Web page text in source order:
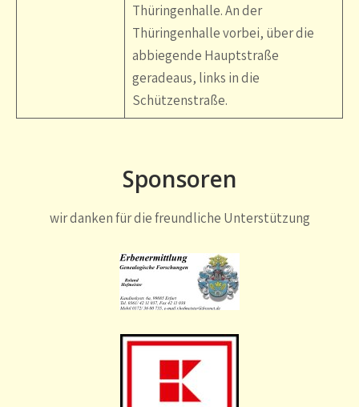
Thüringenhalle. An der
Thüringenhalle vorbei, über die
abbiegende Hauptstraße
geradeaus, links in die
Schützenstraße.
Sponsoren
wir danken für die freundliche Unterstützung